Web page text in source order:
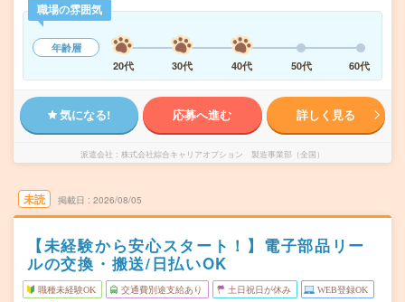
職場の雰囲気
年齢層
20代
30代 40代 50代 60代
気になる! 応募へ進む 詳しく見る
派遣会社 株式会社綜合キャリアオプション 製造事業部（全国）
未読 掲載日 2026/08/05
【未経験から安心スタート！】電子部品リー
ルの交換・搬送/日払いOK
職種未経験OK 交通費別途支給あり 土日祝日が休み WEB登録OK